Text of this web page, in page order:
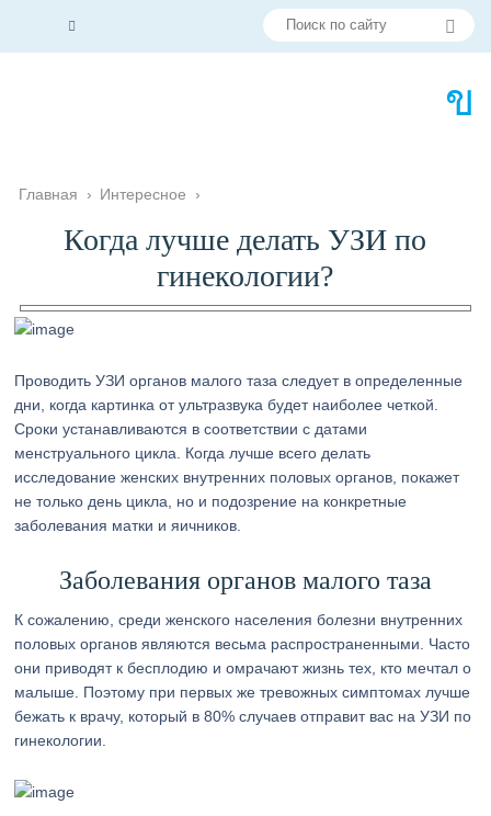
Главная › Интересное ›
Когда лучше делать УЗИ по
гинекологии?
Проводить УЗИ органов малого таза следует в определенные
дни, когда картинка от ультразвука будет наиболее четкой.
Сроки устанавливаются в соответствии с датами
менструального цикла. Когда лучше всего делать
исследование женских внутренних половых органов, покажет
не только день цикла, но и подозрение на конкретные
заболевания матки и яичников.
Заболевания органов малого таза
К сожалению, среди женского населения болезни внутренних
половых органов являются весьма распространенными. Часто
они приводят к бесплодию и омрачают жизнь тех, кто мечтал о
малыше. Поэтому при первых же тревожных симптомах лучше
бежать к врачу, который в 80% случаев отправит вас на УЗИ по
гинекологии.